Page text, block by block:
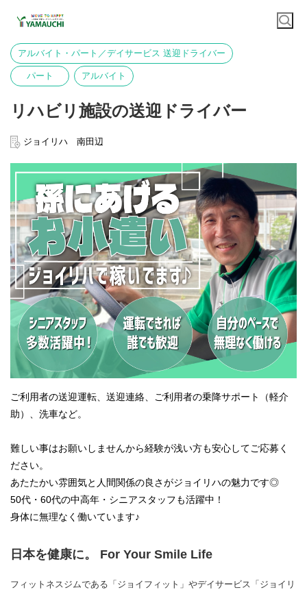
アルバイト・パート／デイサービス 送迎ドライバー
パート アルバイト
リハビリ施設の送迎ドライバー
ジョイリハ 南田辺
ご利用者の送迎運転、送迎連絡、ご利用者の乗降サポート（軽介
助）、洗車など。
難しい事はお願いしませんから経験が浅い方も安心してご応募く
ださい。
あたたかい雰囲気と人間関係の良さがジョイリハの魅力です◎
50代・60代の中高年・シニアスタッフも活躍中！
身体に無理なく働いています♪
日本を健康に。 For Your Smile Life
フィットネスジムである「ジョイフィット」やデイサービス「ジョイリ